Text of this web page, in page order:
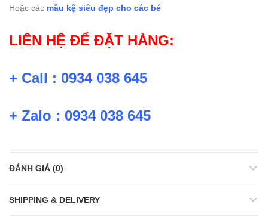
Hoặc các mẫu kệ siêu đẹp cho các bé
LIÊN HỆ ĐỂ ĐẶT HÀNG:
+ Call : 0934 038 645
+ Zalo : 0934 038 645
ĐÁNH GIÁ (0)
SHIPPING & DELIVERY